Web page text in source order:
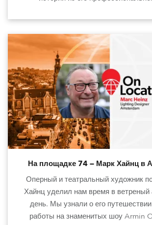
На площадке 74 — Марк Хайнц в
Оперный и театральный художник
Хайнц уделил нам время в ветреный
день. Мы узнали о его
работы на знаменитых шоу Armin